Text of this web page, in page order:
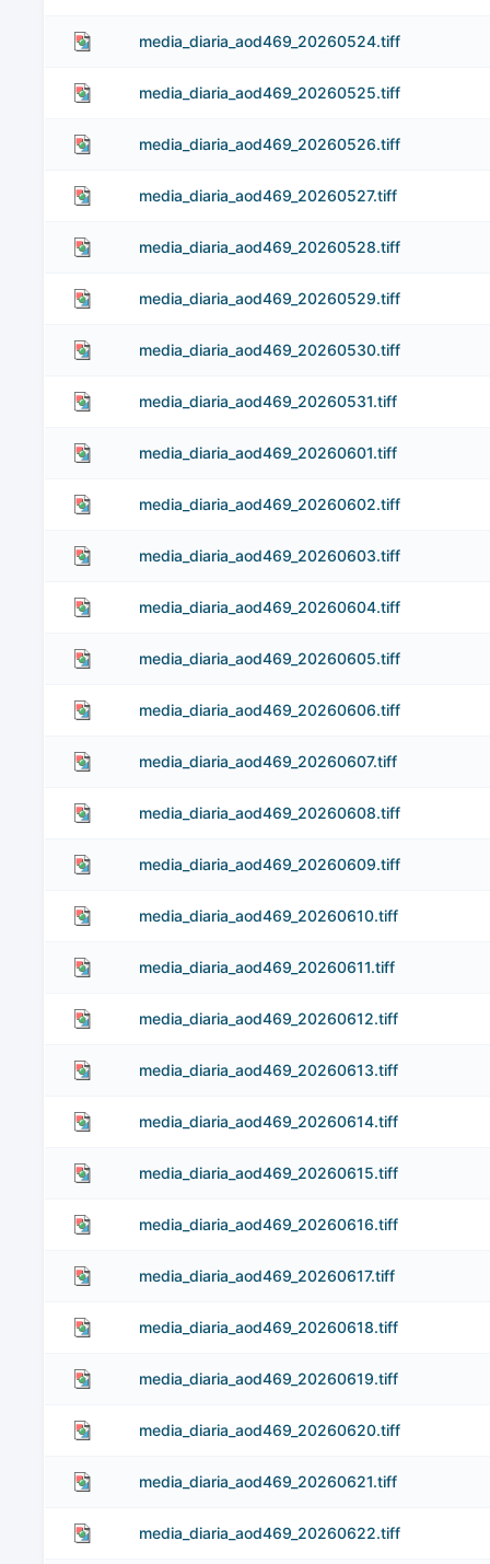
media_diaria_aod469_20260524.tiff
media_diaria_aod469_20260525.tiff
media_diaria_aod469_20260526.tiff
media_diaria_aod469_20260527.tiff
media_diaria_aod469_20260528.tiff
media_diaria_aod469_20260529.tiff
media_diaria_aod469_20260530.tiff
media_diaria_aod469_20260531.tiff
media_diaria_aod469_20260601.tiff
media_diaria_aod469_20260602.tiff
media_diaria_aod469_20260603.tiff
media_diaria_aod469_20260604.tiff
media_diaria_aod469_20260605.tiff
media_diaria_aod469_20260606.tiff
media_diaria_aod469_20260607.tiff
media_diaria_aod469_20260608.tiff
media_diaria_aod469_20260609.tiff
media_diaria_aod469_20260610.tiff
media_diaria_aod469_20260611.tiff
media_diaria_aod469_20260612.tiff
media_diaria_aod469_20260613.tiff
media_diaria_aod469_20260614.tiff
media_diaria_aod469_20260615.tiff
media_diaria_aod469_20260616.tiff
media_diaria_aod469_20260617.tiff
media_diaria_aod469_20260618.tiff
media_diaria_aod469_20260619.tiff
media_diaria_aod469_20260620.tiff
media_diaria_aod469_20260621.tiff
media_diaria_aod469_20260622.tiff